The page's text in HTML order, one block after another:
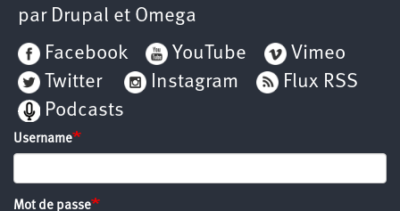
par Drupal et Omega
Facebook
YouTube
Vimeo
Twitter
Instagram
Flux RSS
Podcasts
Username
Mot de passe